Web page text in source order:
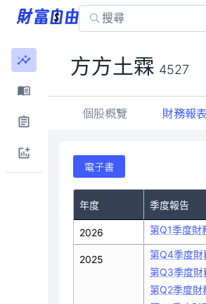
方方土霖 4527
個股概覽 財務報表
電子書
年度 季度報告
2026
2025
第Q1季度財
第Q4季度財
第Q3季度財
第Q2季度財